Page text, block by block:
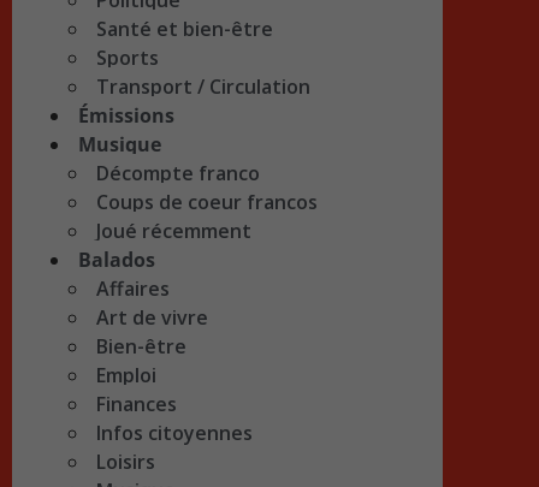
Santé et bien-être
Sports
Transport / Circulation
Émissions
Musique
Décompte franco
Coups de coeur francos
Joué récemment
Balados
Affaires
Art de vivre
Bien-être
Emploi
Finances
Infos citoyennes
Loisirs